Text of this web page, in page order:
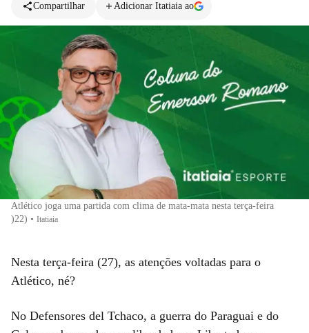
Compartilhar
Adicionar Itatiaia ao
Atlético joga uma partida com clima de mata-mata nesta terça-feira
)22) • Itatiaia
Nesta terça-feira (27), as atenções voltadas para o
Atlético, né?
No Defensores del Tchaco, a guerra do Paraguai e do